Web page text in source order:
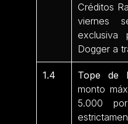
Créditos
viernes
exclusiva
Dogger a
1.4 Tope de
monto
5.000